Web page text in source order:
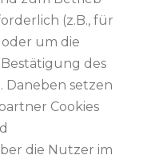
(z.B., für
um die
des
Daneben setzen
Cookies
die Nutzer im